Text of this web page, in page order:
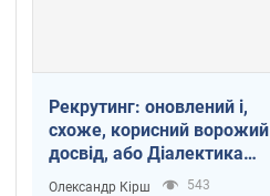
Рекрутинг: оновлений і,
схоже, корисний ворожий
досвід, або Діалектика
вибагливого боягузтва
Олександр Кірш 543